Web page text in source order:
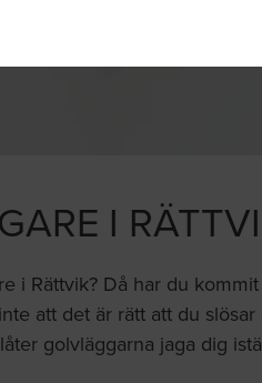
I
i Rättvik? Då har du
att det är rätt att du
golvläggarna jaga dig